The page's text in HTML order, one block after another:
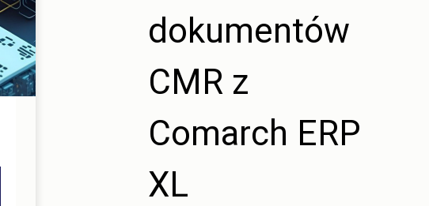
dokumentów
CMR z
Comarch ERP
XL